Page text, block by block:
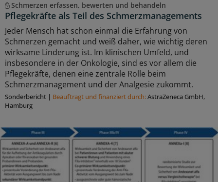
Schmerzen erfassen, bewerten und behandeln
Pflegekräfte als Teil des Schmerzmanagements
Jeder Mensch hat schon einmal die Erfahrung von
Schmerzen gemacht und weiß daher, wie wichtig deren
wirksame Linderung ist. Im klinischen Umfeld, und
insbesondere in der Onkologie, sind es vor allem die
Pflegekräfte, denen eine zentrale Rolle beim
Schmerzmanagement und der Analgesie zukommt.
Sonderbericht | Beauftragt und ﬁnanziert durch:AstraZeneca GmbH,
Hamburg